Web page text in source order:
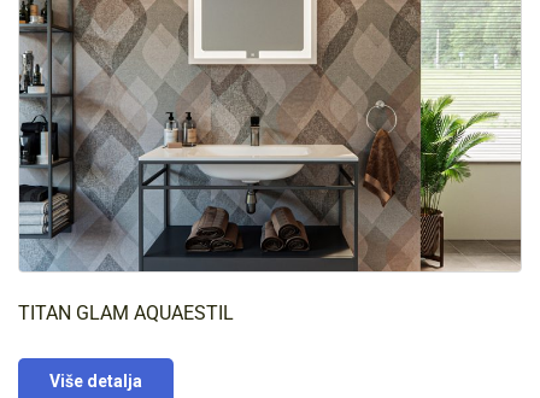
TITAN GLAM AQUAESTIL
Više detalja